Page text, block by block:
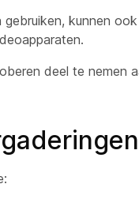
kunnen
deel te nemen